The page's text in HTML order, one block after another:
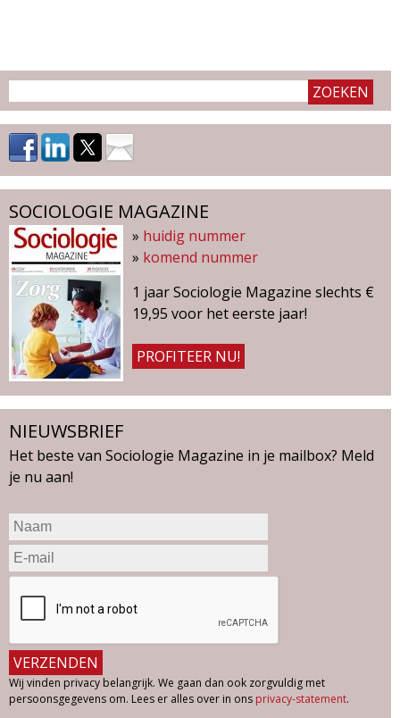
SOCIOLOGIE MAGAZINE
» huidig nummer
» komend nummer
1 jaar Sociologie Magazine slechts €
19,95 voor het eerste jaar!
PROFITEER NU!
NIEUWSBRIEF
Het beste van Sociologie Magazine in je mailbox? Meld
je nu aan!
Wij vinden privacy belangrijk. We gaan dan ook zorgvuldig met
persoonsgegevens om. Lees er alles over in ons privacy-statement.